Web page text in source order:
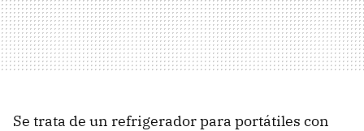
Se trata de un refrigerador para portátiles con